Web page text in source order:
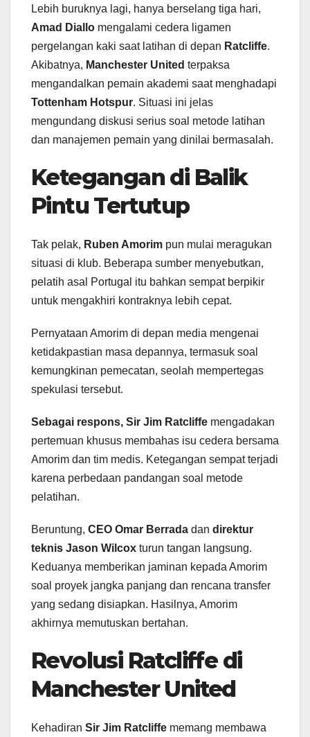
Lebih buruknya lagi, hanya berselang tiga hari,
Amad Diallo mengalami cedera ligamen
pergelangan kaki saat latihan di depan Ratcliffe.
Akibatnya, Manchester United terpaksa
mengandalkan pemain akademi saat menghadapi
Tottenham Hotspur. Situasi ini jelas
mengundang diskusi serius soal metode latihan
dan manajemen pemain yang dinilai bermasalah.
Ketegangan di Balik
Pintu Tertutup
Tak pelak, Ruben Amorim pun mulai meragukan
situasi di klub. Beberapa sumber menyebutkan,
pelatih asal Portugal itu bahkan sempat berpikir
untuk mengakhiri kontraknya lebih cepat.
Pernyataan Amorim di depan media mengenai
ketidakpastian masa depannya, termasuk soal
kemungkinan pemecatan, seolah mempertegas
spekulasi tersebut.
Sebagai respons, Sir Jim Ratcliffe mengadakan
pertemuan khusus membahas isu cedera bersama
Amorim dan tim medis. Ketegangan sempat terjadi
karena perbedaan pandangan soal metode
pelatihan.
Beruntung, CEO Omar Berrada dan direktur
teknis Jason Wilcox turun tangan langsung.
Keduanya memberikan jaminan kepada Amorim
soal proyek jangka panjang dan rencana transfer
yang sedang disiapkan. Hasilnya, Amorim
akhirnya memutuskan bertahan.
Revolusi Ratcliffe di
Manchester United
Kehadiran Sir Jim Ratcliffe memang membawa